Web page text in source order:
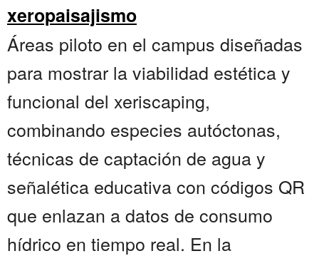
xeropaisajismo
Áreas piloto en el campus diseñadas
para mostrar la viabilidad estética y
funcional del xeriscaping,
combinando especies autóctonas,
técnicas de captación de agua y
señalética educativa con códigos QR
que enlazan a datos de consumo
hídrico en tiempo real. En la